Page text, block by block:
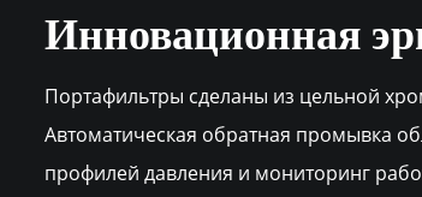
Инновационная
Портафильтры сделаны из цельной
Автоматическая обратная промывка
профилей давления и мониторинг